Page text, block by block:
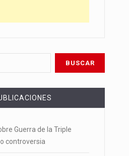
Guerra de la Triple
controversia